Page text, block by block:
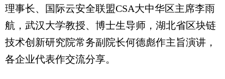
理事长、国际云安全联盟CSA大中华区主席李雨
航，武汉大学教授、博士生导师，湖北省区块链
技术创新研究院常务副院长何德彪作主旨演讲，
各企业代表作交流分享。